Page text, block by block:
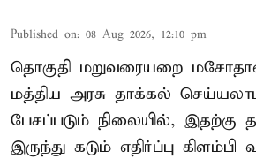
Published on: 08 Aug 2026, 12:10 pm
தொகுதி மறுவரையறை
மத்திய அரசு தாக்கல்
பேசப்படும் நிலையில், இதற்கு
இருந்து கடும் எதிர்ப்பு கிளம்பி